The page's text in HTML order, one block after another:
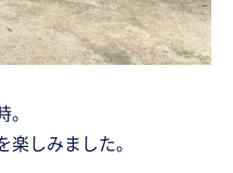
しみました。